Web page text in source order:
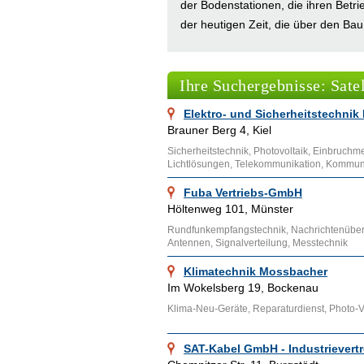
der Bodenstationen, die ihren
der heutigen Zeit, die über den
Vibrationen, Probleme der
und der Wärmehaushalt beachtet
integrierten Subsysteme, die sich
Mess- und elektrische Kontrolle,
Ähnliche Themenbereiche wie
bereitgestellten Links aufgesucht
man hier aufdieserInternetseite
Ihre Suchergebnisse:
Elektro- und Sicherheitstechnik
Brauner Berg 4, Kiel
Sicherheitstechnik, Photovoltaik,
Lichtlösungen, Telekommunikation,
Fuba Vertriebs-GmbH
Höltenweg 101, Münster
Rundfunkempfangstechnik,
Antennen, Signalverteilung, Messtechnik
Klimatechnik Mossbacher
Im Wokelsberg 19, Bockenau
Klima-Neu-Geräte, Reparaturdienst, Photo-
SAT-Kabel GmbH -